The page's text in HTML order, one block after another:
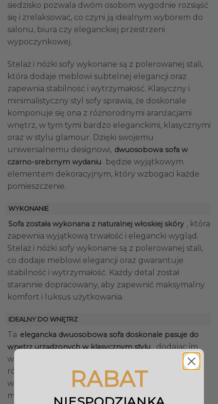
siedzisko pozwala dwóm osobom wygodnie rozsiąść
się i zrelaksować, co czyni ją idealnym wyborem do
salonu, biura czy eleganckiej przestrzeni
wypoczynkowej.
Stelaż i nóżki sofy wykonane są z polerowanej stali,
która dodaje meblowi subtelnej elegancji oraz
zapewnia stabilność i wytrzymałość. Klasyczny i
minimalistyczny styl sofy sprawia, że doskonale
komponuje się ona z różnorodnymi aranżacjami
wnętrz, w tym tymi bardzo eleganckimi, klasycznymi
oraz w stylu glamour. Dzięki swojemu
uniwersalnemu designowi, dwuosobowa sofa w
czarno-srebrnym wydaniu
będzie wyjątkowym
elementem dekoracyjnym, który wzbogaci każde
pomieszczenie.
WYKONANIE
Sofa została wykonana z naturalnej włoskiej skóry , która
zapewnia wyjątkową trwałość i elegancki wygląd.
Stelaż i nóżki sofy wykonane są z polerowanej stali,
co dodaje meblowi elegancji oraz gwarantuje
stabilność i wytrzymałość. Każdy detal został
starannie dopracowany, aby zapewnić maksymalny
komfort i luksus użytkowania.
IDEALNY DO WNĘTRZ
Ta elegancka dwuosobowa sofa doskonale pasuje do
wnętrz urządzonych w klasycznym stylu , dodając im
wyrafinowanego charakteru. Świetnie sprawdzi się
również w eleganckich przestrzeniach glamour,
wprowadzając luksusowy akcent. Dzięki
minimalistycznemu designowi, sofa idealnie
RABAT